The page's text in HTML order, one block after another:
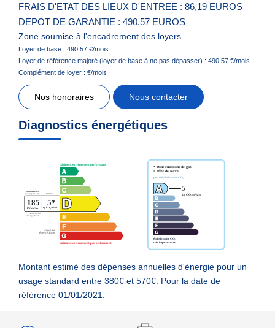
FRAIS D'ETAT DES LIEUX D'ENTREE : 86,19 EUROS
DEPOT DE GARANTIE : 490,57 EUROS
Zone soumise à l'encadrement des loyers
Loyer de base : 490.57 €/mois
Loyer de référence majoré (loyer de base à ne pas dépasser) : 490.57 €/mois
Complément de loyer : €/mois
Nos honoraires Nous contacter
Diagnostics énergétiques
Montant estimé des dépenses annuelles d'énergie pour un
usage standard entre 380€ et 570€. Pour la date de
référence 01/01/2021.